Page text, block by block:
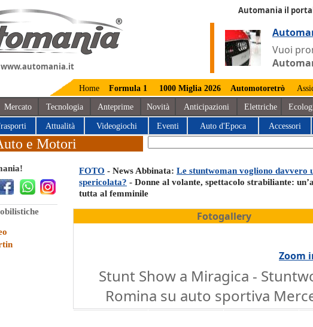
www.automania.it
Automania il
Vuoi
Home Formula 1 1000 Miglia 2026 Automotoretrò
Mercato Tecnologia Anteprime Novità Anticipazioni Elettriche
Attualità Videogiochi Eventi Auto d'Epoca Accessori
e Motori
FOTO - News Abbinata: Le stuntwoman vogliono davvero
spericolata? - Donne al volante, spettacolo strabiliante:
tutta al femminile
Fotogallery
Zoom
Stunt Show a Miragica -
Romina su auto sportiva